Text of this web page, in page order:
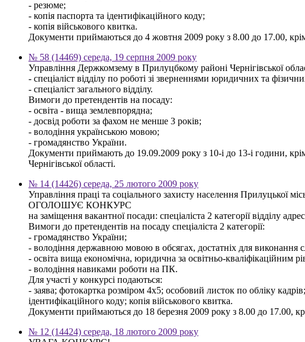
- резюме;
- копія паспорта та ідентифікаційного коду;
- копія військового квитка.
Документи приймаються до 4 жовтня 2009 року з 8.00 до 17.00,
№ 58 (14469) середа, 19 серпня 2009 року
Управління Держкомзему в Прилуцбкому районі Чернігівської
- спеціаліст відділу по роботі зі зверненнями юридичних та
- спеціаліст загального відділу.
Вимоги до претендентів на посаду:
- освіта - вища землевпорядна;
- досвід роботи за фахом не менше 3 років;
- володіння українською мовою;
- громадянство України.
Документи приймають до 19.09.2009 року з 10-і до 13-і години,
Чернігівської області.
№ 14 (14426) середа, 25 лютого 2009 року
Управління праці та соціального захисту населення Прилуцької
ОГОЛОШУЄ КОНКУРС
на заміщення вакантної посади: спеціаліста 2 категорії відділу
Вимоги до претендентів на посаду спеціаліста 2 категорії:
- громадянство України;
- володіння державною мовою в обсягах, достатніх для виконання
- освіта вища економічна, юридична за освітньо-кваліфікаційним
- володіння навиками роботи на ПК.
Для участі у конкурсі подаються:
- заява; фотокартка розміром 4х5; особовий листок по обліку
ідентифікаційного коду; копія військового квитка.
Документи приймаються до 18 березня 2009 року з 8.00 до 17.00,
№ 12 (14424) середа, 18 лютого 2009 року